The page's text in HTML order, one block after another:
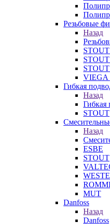
Резьбовые
Назад
VIEGA
Гибкая
Назад
Гибкая
STOUT
Назад
ESBE
STOUT
MUT
Danfoss
Назад
Danfoss